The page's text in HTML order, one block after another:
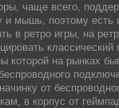
чаще всего,
и мышь, поэтому есть
в ретро игры, на
классический
которой на рынках
от
в корпус от